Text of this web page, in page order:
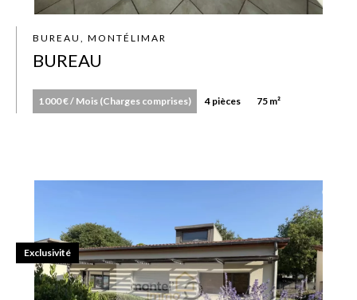
BUREAU, MONTÉLIMAR
BUREAU
1 000 € / Mois (Charges comprises) 4 pièces 75 m²
Exclusivité